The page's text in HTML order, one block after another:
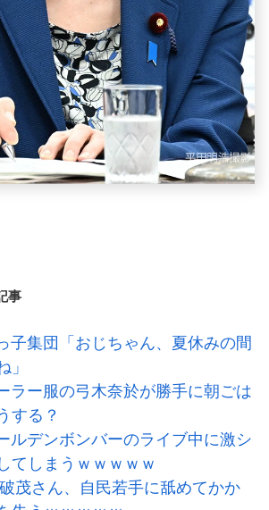
事
子集団「おじちゃん、夏休みの間
」
ラー服の弓木奈於が勝手に朝ごは
する？
ルデンボンバーのライブ中に激シ
てしまうｗｗｗｗｗ
破茂さん、自民若手に舐めてかか